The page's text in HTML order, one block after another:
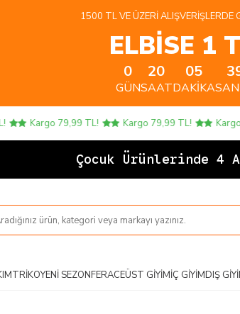
1500 TL VE ÜZERI ALIŞVERIŞLERDE
ELBİSE 1
0
GÜN
20
SAAT
05
DAKIKA
Kargo 79,99 TL! Kargo 79,99 TL! Kargo
Çocuk Ürünlerinde 4
TRIKOYENI SEZONFERACEÜST GIYIMİÇ GIYIMDIŞ